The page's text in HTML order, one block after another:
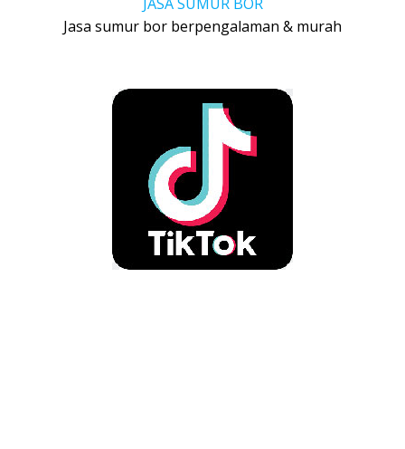
JASA SUMUR BOR
Jasa sumur bor berpengalaman & murah